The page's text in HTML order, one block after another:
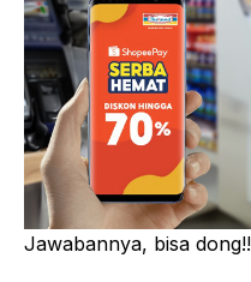
Jawabannya, bisa